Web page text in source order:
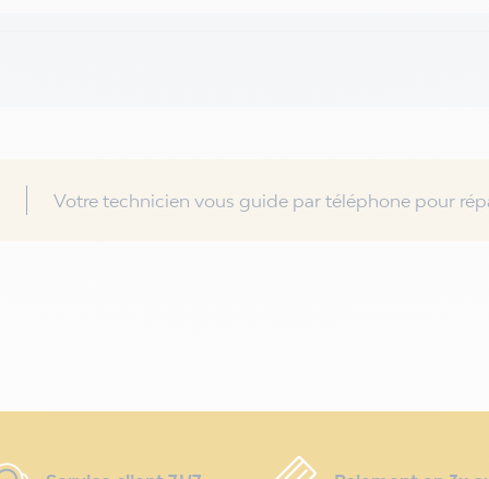
Votre technicien vous guide par téléphone pour